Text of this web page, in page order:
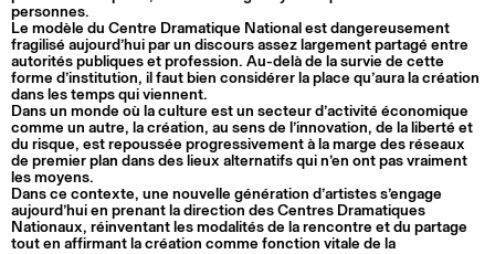
personnes.
Le modèle du Centre Dramatique National est dangereusement
fragilisé aujourd’hui par un discours assez largement partagé entre
autorités publiques et profession. Au-delà de la survie de cette
forme d’institution, il faut bien considérer la place qu’aura la création
dans les temps qui viennent.
Dans un monde où la culture est un secteur d’activité économique
comme un autre, la création, au sens de l’innovation, de la liberté et
du risque, est repoussée progressivement à la marge des réseaux
de premier plan dans des lieux alternatifs qui n’en ont pas vraiment
les moyens.
Dans ce contexte, une nouvelle génération d’artistes s’engage
aujourd’hui en prenant la direction des Centres Dramatiques
Nationaux, réinventant les modalités de la rencontre et du partage
tout en affirmant la création comme fonction vitale de la